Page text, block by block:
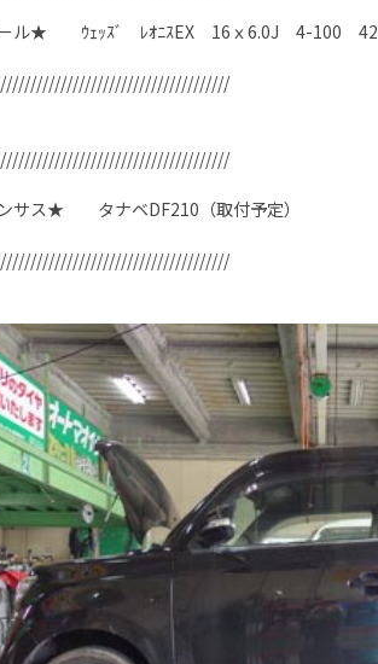
ル★ ｳｪｯｽﾞ ﾚｵﾆｽEX 16ｘ6.0J 4-100 42
サス★ タナベDF210（取付予定）